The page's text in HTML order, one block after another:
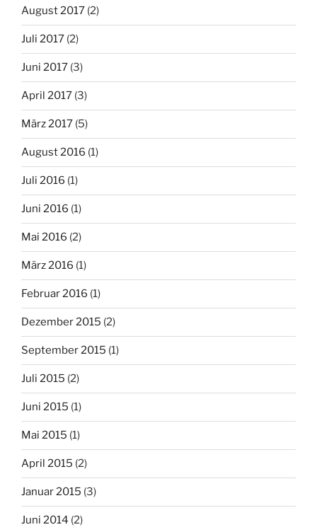
August 2017 (2)
Juli 2017 (2)
Juni 2017 (3)
April 2017 (3)
März 2017 (5)
August 2016 (1)
Juli 2016 (1)
Juni 2016 (1)
Mai 2016 (2)
März 2016 (1)
Februar 2016 (1)
Dezember 2015 (2)
September 2015 (1)
Juli 2015 (2)
Juni 2015 (1)
Mai 2015 (1)
April 2015 (2)
Januar 2015 (3)
Juni 2014 (2)